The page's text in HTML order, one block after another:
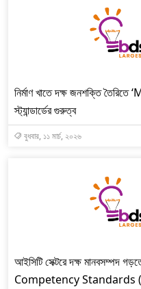
নির্মাণ খাতে দক্ষ জনশক্তি
স্ট্যান্ডার্ডের গুরুত্ব
বুধবার, ১১ মার্চ, ২০২৬
আইসিটি সেক্টরে দক্ষ মানবসম্পদ
Competency Standards